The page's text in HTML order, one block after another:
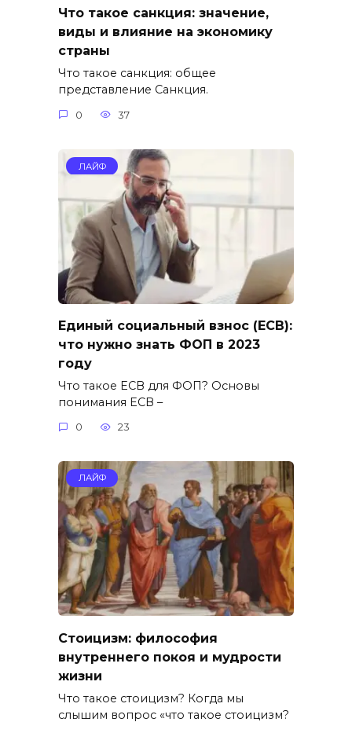
Что такое санкция: значение,
виды и влияние на экономику
страны
Что такое санкция: общее
представление Санкция.
0 37
ЛАЙФ
Единый социальный взнос (ЕСВ):
что нужно знать ФОП в 2023
году
Что такое ЕСВ для ФОП? Основы
понимания ЕСВ –
0 23
ЛАЙФ
Стоицизм: философия
внутреннего покоя и мудрости
жизни
Что такое стоицизм? Когда мы
слышим вопрос «что такое стоицизм?